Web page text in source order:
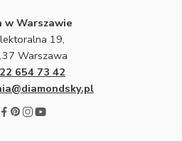
w Warszawie
19,
Warszawa
22 654 73 42